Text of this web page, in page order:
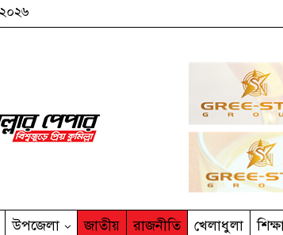
উপজেলা জাতীয় রাজনীতি খেলাধুলা